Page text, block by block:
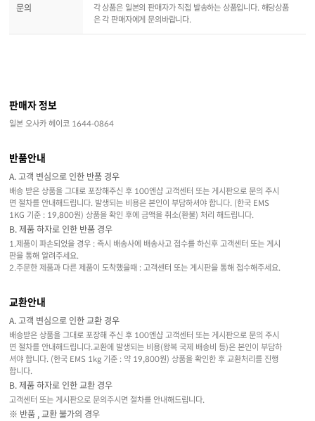
문의
각 상품은 일본의 판매자가 직접 발송하는 상품입니다. 해당상품
은 각 판매자에게 문의바랍니다.
판매자 정보
일본 오사카 헤이코 1644-0864
반품안내
A. 고객 변심으로 인한 반품 경우
배송 받은 상품을 그대로 포장해주신 후 100엔샵 고객센터 또는 게시판으로 문의 주시
면 절차를 안내해드립니다. 발생되는 비용은 본인이 부담하셔야 합니다. (한국 EMS
1KG 기준 : 19,800원) 상품을 확인 후에 금액을 취소(환불) 처리 해드립니다.
B. 제품 하자로 인한 반품 경우
1.제품이 파손되었을 경우 : 즉시 배송사에 배송사고 접수를 하신후 고객센터 또는 게시
판을 통해 알려주세요.
2.주문한 제품과 다른 제품이 도착했을때 : 고객센터 또는 게시판을 통해 접수해주세요.
교환안내
A. 고객 변심으로 인한 교환 경우
배송받은 상품을 그대로 포장해 주신 후 100엔샵 고객센터 또는 게시판으로 문의 주시
면 절차를 안내해드립니다.교환에 발생되는 비용(왕복 국제 배송비 등)은 본인이 부담하
셔야 합니다. (한국 EMS 1kg 기준 : 약 19,800원) 상품을 확인한 후 교환처리를 진행
합니다.
B. 제품 하자로 인한 교환 경우
고객센터 또는 게시판으로 문의주시면 절차를 안내해드립니다.
※ 반품 , 교환 불가의 경우